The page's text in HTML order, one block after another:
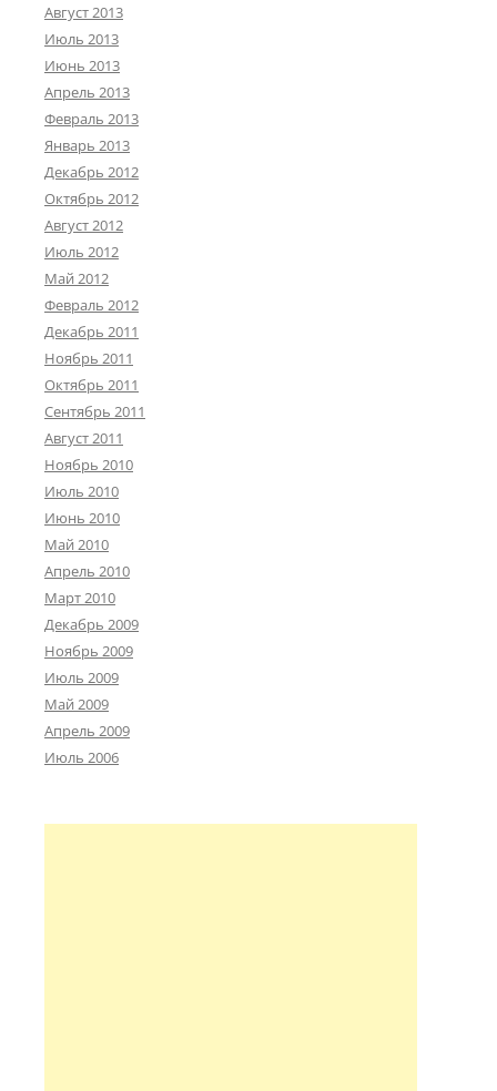
Август 2013
Июль 2013
Июнь 2013
Апрель 2013
Февраль 2013
Январь 2013
Декабрь 2012
Октябрь 2012
Август 2012
Июль 2012
Май 2012
Февраль 2012
Декабрь 2011
Ноябрь 2011
Октябрь 2011
Сентябрь 2011
Август 2011
Ноябрь 2010
Июль 2010
Июнь 2010
Май 2010
Апрель 2010
Март 2010
Декабрь 2009
Ноябрь 2009
Июль 2009
Май 2009
Апрель 2009
Июль 2006